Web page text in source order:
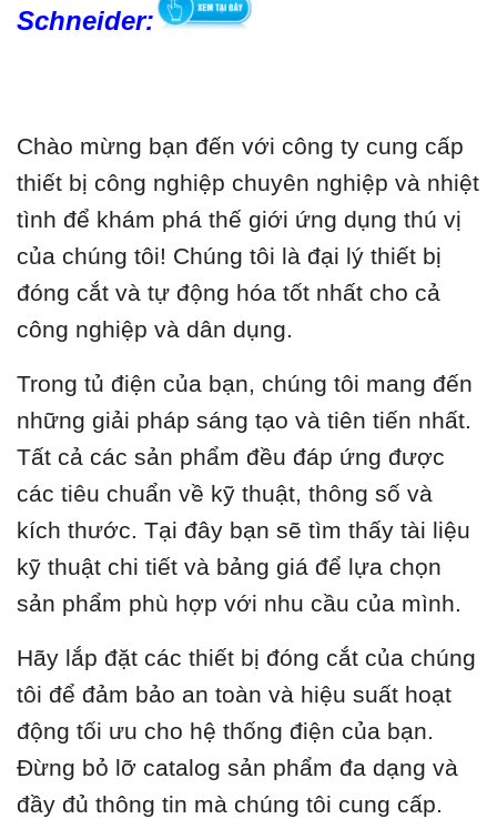
Schneider:
Chào mừng bạn đến với công ty cung cấp
thiết bị công nghiệp chuyên nghiệp và nhiệt
tình để khám phá thế giới ứng dụng thú vị
của chúng tôi! Chúng tôi là đại lý thiết bị
đóng cắt và tự động hóa tốt nhất cho cả
công nghiệp và dân dụng.
Trong tủ điện của bạn, chúng tôi mang đến
những giải pháp sáng tạo và tiên tiến nhất.
Tất cả các sản phẩm đều đáp ứng được
các tiêu chuẩn về kỹ thuật, thông số và
kích thước. Tại đây bạn sẽ tìm thấy tài liệu
kỹ thuật chi tiết và bảng giá để lựa chọn
sản phẩm phù hợp với nhu cầu của mình.
Hãy lắp đặt các thiết bị đóng cắt của chúng
tôi để đảm bảo an toàn và hiệu suất hoạt
động tối ưu cho hệ thống điện của bạn.
Đừng bỏ lỡ catalog sản phẩm đa dạng và
đầy đủ thông tin mà chúng tôi cung cấp.